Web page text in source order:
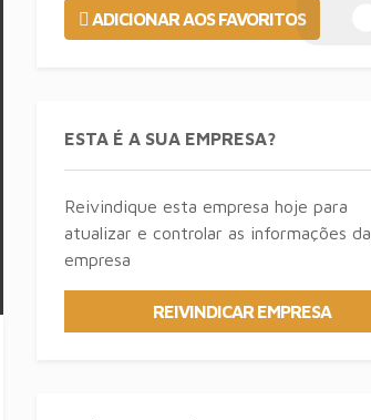
ADICIONAR AOS FAVORITOS
ESTA É A SUA EMPRESA?
Reivindique esta empresa hoje para
atualizar e controlar as informações da
empresa
REIVINDICAR EMPRESA